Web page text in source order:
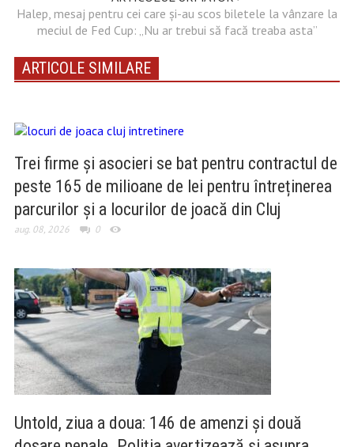
Halep, mesaj pentru cei care și-au scos biletele la vânzare la
meciul de Fed Cup: „Nu ar trebui să facă treaba asta”
ARTICOLE SIMILARE
Trei firme și asocieri se bat pentru contractul de
peste 165 de milioane de lei pentru întreținerea
parcurilor și a locurilor de joacă din Cluj
aug. 08, 2026 0
Untold, ziua a doua: 146 de amenzi și două